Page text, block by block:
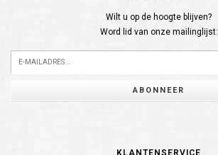
Wilt u op de hoogte blijven?
Word lid van onze mailinglijst:
ABONNEER
KLANTENSERVICE